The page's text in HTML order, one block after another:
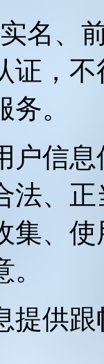
实名、
证，
。
户信
法、
集、
提供